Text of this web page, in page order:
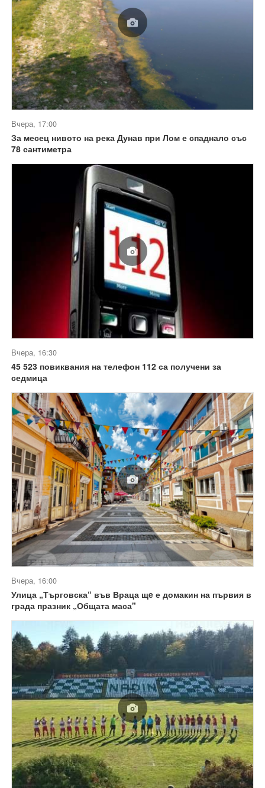
Вчера, 17:00
За месец нивото на река Дунав при Лом е спаднало със
78 сантиметра
Вчера, 16:30
45 523 повиквания на телефон 112 са получени за
седмица
Вчера, 16:00
Улица „Търговска“ във Враца щe е домакин на първия в
града празник „Общата маса"